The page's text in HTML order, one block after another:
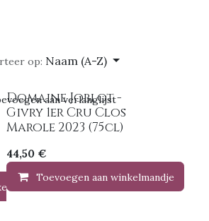
op: Naam (A-Z)
Domaine Joblot -
Givry 1er Cru Clos
Marole 2023 (75cl)
44,50€
Toevoegen aan winkelmandje
aan verlanglijst